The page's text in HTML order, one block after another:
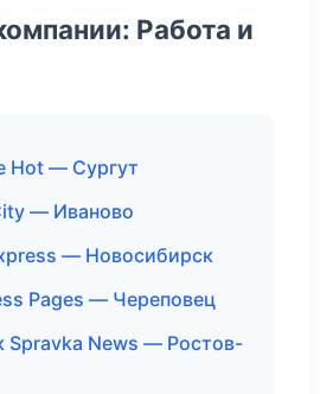
Работа и
Hot — Сургут
— Иваново
— Новосибирск
Pages — Череповец
Spravka News — Ростов-